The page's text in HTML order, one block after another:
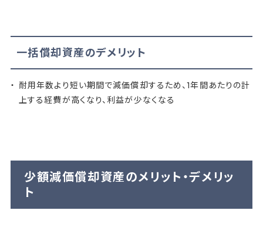
一括償却資産のデメリット
耐用年数より短い期間で減価償却するため、1年間あたりの計
上する経費が高くなり、利益が少なくなる
少額減価償却資産のメリット・デメリッ
ト